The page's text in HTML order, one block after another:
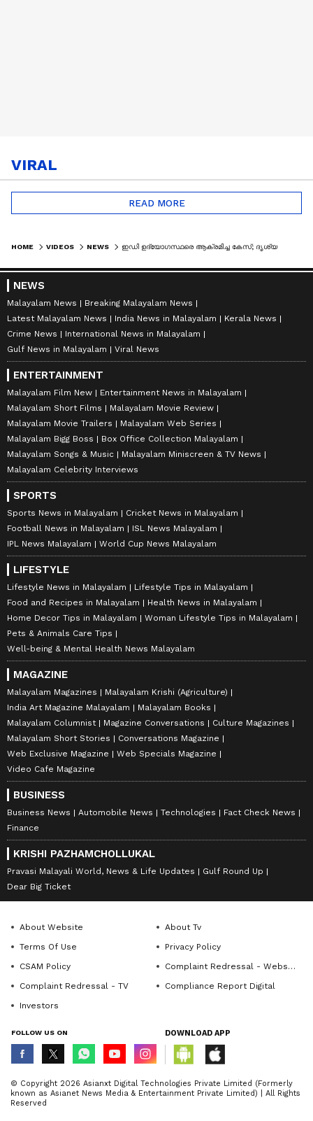
VIRAL
READ MORE
HOME VIDEOS NEWS ഇഡി ഉദ്യോഗസ്ഥരെ ആക്രമിച്ച കേസ്; ദൃശ്യങ്ങള്‍ കോടതി ഇന്ന് പരിശോധിക്കും
NEWS
Malayalam News
Breaking Malayalam News
Latest Malayalam News
India News in Malayalam
Kerala News
Crime News
International News in Malayalam
Gulf News in Malayalam
Viral News
ENTERTAINMENT
Malayalam Film New
Entertainment News in Malayalam
Malayalam Short Films
Malayalam Movie Review
Malayalam Movie Trailers
Malayalam Web Series
Malayalam Bigg Boss
Box Office Collection Malayalam
Malayalam Songs & Music
Malayalam Miniscreen & TV News
Malayalam Celebrity Interviews
SPORTS
Sports News in Malayalam
Cricket News in Malayalam
Football News in Malayalam
ISL News Malayalam
IPL News Malayalam
World Cup News Malayalam
LIFESTYLE
Lifestyle News in Malayalam
Lifestyle Tips in Malayalam
Food and Recipes in Malayalam
Health News in Malayalam
Home Decor Tips in Malayalam
Woman Lifestyle Tips in Malayalam
Pets & Animals Care Tips
Well-being & Mental Health News Malayalam
MAGAZINE
Malayalam Magazines
Malayalam Krishi (Agriculture)
India Art Magazine Malayalam
Malayalam Books
Malayalam Columnist
Magazine Conversations
Culture Magazines
Malayalam Short Stories
Conversations Magazine
Web Exclusive Magazine
Web Specials Magazine
Video Cafe Magazine
BUSINESS
Business News Automobile News Technologies
Fact Check News
Finance
KRISHI PAZHAMCHOLLUKAL
Pravasi Malayali World, News & Life Updates
Gulf Round Up
Dear Big Ticket
About Website
About Tv
Terms Of Use
Privacy Policy
CSAM Policy
Complaint Redressal - Website
Complaint Redressal - TV
Compliance Report Digital
Investors
FOLLOW US ON DOWNLOAD APP
© Copyright 2026 Asianxt Digital Technologies Private Limited (Formerly
known as Asianet News Media & Entertainment Private Limited) | All Rights
Reserved